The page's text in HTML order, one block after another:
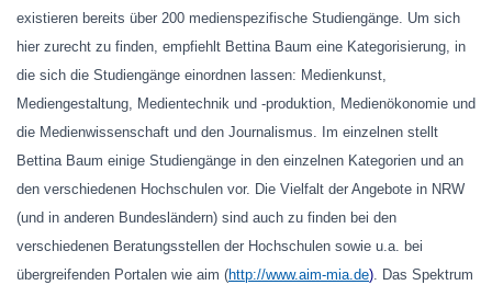
existieren bereits über 200 medienspezifische Studiengänge. Um sich
hier zurecht zu finden, empfiehlt Bettina Baum eine Kategorisierung, in
die sich die Studiengänge einordnen lassen: Medienkunst,
Mediengestaltung, Medientechnik und -produktion, Medienökonomie und
die Medienwissenschaft und den Journalismus. Im einzelnen stellt
Bettina Baum einige Studiengänge in den einzelnen Kategorien und an
den verschiedenen Hochschulen vor. Die Vielfalt der Angebote in NRW
(und in anderen Bundesländern) sind auch zu finden bei den
verschiedenen Beratungsstellen der Hochschulen sowie u.a. bei
übergreifenden Portalen wie aim (http://www.aim-mia.de). Das Spektrum